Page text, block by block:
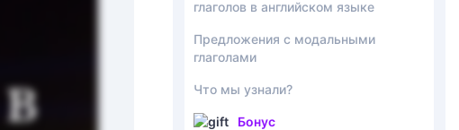
глаголов в английском языке
Предложения с модальными
глаголами
Что мы узнали?
Бонус